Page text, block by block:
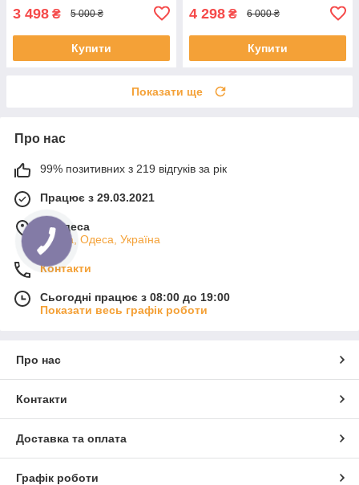
3 498 ₴ 5 000 ₴
Купити
4 298 ₴ 6 000 ₴
Купити
Показати ще
Про нас
99% позитивних з 219 відгуків за рік
Працює з 29.03.2021
м. Одеса
Одеса, Одеса, Україна
Контакти
Сьогодні працює з 08:00 до 19:00
Показати весь графік роботи
Про нас
Контакти
Доставка та оплата
Графік роботи